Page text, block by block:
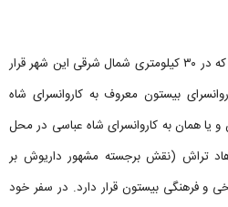
یکی دیگر از جاهای دیدنی کرمانشاه که در ۳۰ کیلومتری شمال شرقی این شهر قرار
بیستون معروف به کاروانسرای شاه
یا همان به کاروانسرای شاه عباسی در محل
تراش (نقش برجسته مشهور داریوش بر
و فرهنگی بیستون قرار دارد. در سفر خود